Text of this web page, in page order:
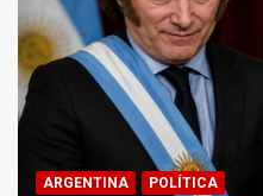
ARGENTINA POLÍTICA